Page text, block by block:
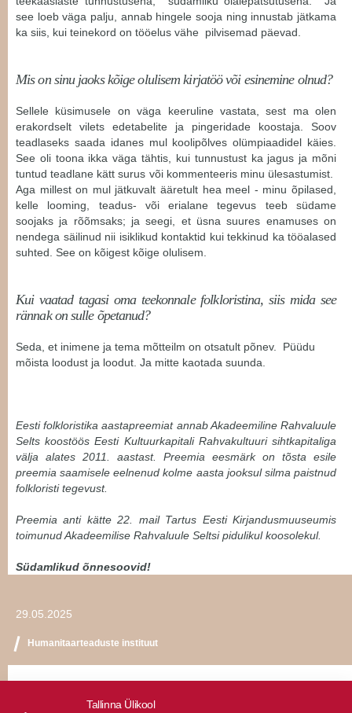
29.05.2025
Humanitaarteaduste instituut
see loeb väga palju, annab hingele sooja ning innustab jätkama
ka siis, kui teinekord on tööelus vähe pilvisemad päevad.
Mis on sinu jaoks kõige olulisem kirjatöö või esinemine olnud?
Sellele küsimusele on väga keeruline vastata, sest ma olen
erakordselt vilets edetabelite ja pingeridade koostaja. Soov
teadlaseks saada idanes mul koolipõlves olümpiaadidel käies.
See oli toona ikka väga tähtis, kui tunnustust ka jagus ja mõni
tuntud teadlane kätt surus või kommenteeris minu ülesastumist.
Aga millest on mul jätkuvalt ääretult hea meel - minu õpilased,
kelle looming, teadus- või erialane tegevus teeb südame
soojaks ja rõõmsaks; ja seegi, et üsna suures enamuses on
nendega säilinud nii isiklikud kontaktid kui tekkinud ka tööalased
suhted. See on kõigest kõige olulisem.
Kui vaatad tagasi oma teekonnale folkloristina, siis mida see
rännak on sulle õpetanud?
Seda, et inimene ja tema mõtteilm on otsatult põnev. Püüdu
mõista loodust ja loodut. Ja mitte kaotada suunda.
Eesti folkloristika aastapreemiat annab Akadeemiline Rahvaluule
Selts koostöös Eesti Kultuurkapitali Rahvakultuuri sihtkapitaliga
välja alates 2011. aastast. Preemia eesmärk on tõsta esile
preemia saamisele eelnenud kolme aasta jooksul silma paistnud
folkloristi tegevust.
Preemia anti kätte 22. mail Tartus Eesti Kirjandusmuuseumis
toimunud Akadeemilise Rahvaluule Seltsi pidulikul koosolekul.
Südamlikud õnnesoovid!
Tallinna Ülikool